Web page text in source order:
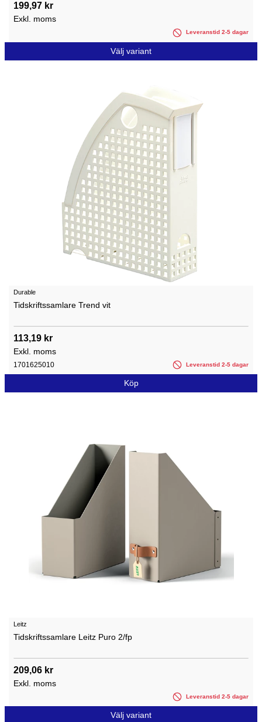
199,97 kr
Exkl. moms
Leveranstid 2-5 dagar
Välj variant
Durable
Tidskriftssamlare Trend vit
113,19 kr
Exkl. moms
1701625010 Leveranstid 2-5 dagar
Köp
Leitz
Tidskriftssamlare Leitz Puro 2/fp
209,06 kr
Exkl. moms
Leveranstid 2-5 dagar
Välj variant